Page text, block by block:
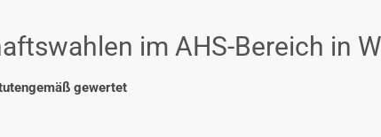
im AHS-Bereich in
gewertet